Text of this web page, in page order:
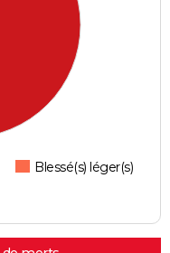
Blessé(s) léger(s)